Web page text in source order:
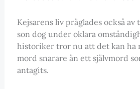
Kejsarens liv präglades också av
son dog under oklara
historiker tror nu att det kan ha
mord snarare än ett självmord
antagits.